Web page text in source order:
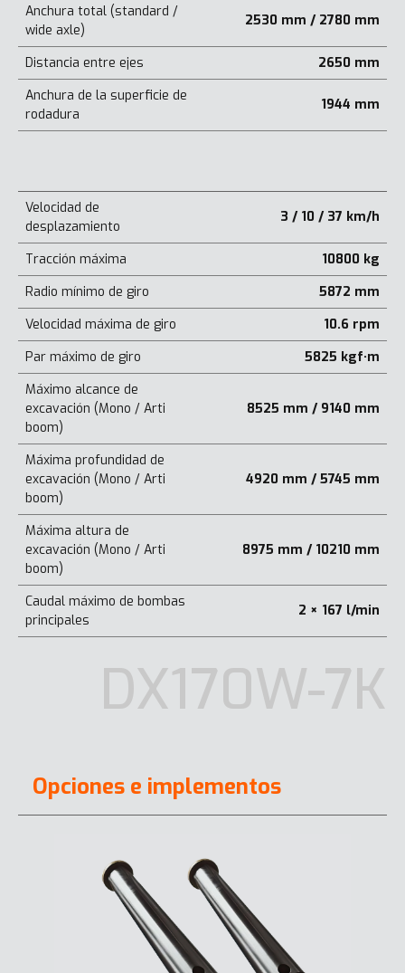
Anchura total (standard /
wide axle)
2530 mm / 2780 mm
Distancia entre ejes
2650 mm
Anchura de la superficie de
rodadura
1944 mm
Velocidad de
desplazamiento
3 / 10 / 37 km/h
Tracción máxima
10800 kg
Radio mínimo de giro
5872 mm
Velocidad máxima de giro
10.6 rpm
Par máximo de giro
5825 kgf·m
Máximo alcance de
excavación (Mono / Arti
boom)
8525 mm / 9140 mm
Máxima profundidad de
excavación (Mono / Arti
boom)
4920 mm / 5745 mm
Máxima altura de
excavación (Mono / Arti
boom)
8975 mm / 10210 mm
Caudal máximo de bombas
principales
2 × 167 l/min
DX170W-7K
Opciones e implementos